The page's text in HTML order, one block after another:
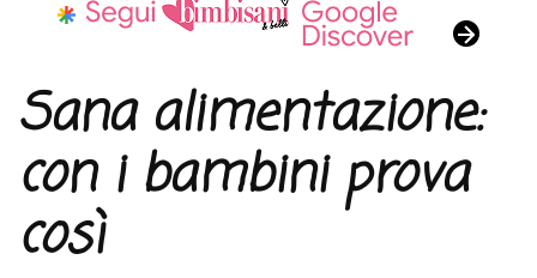
Sana alimentazione:
con i bambini prova
così